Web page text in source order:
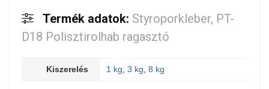
Termék adatok: Styroporkleber, PT-
D18 Polisztirolhab ragasztó
Kiszerelés 1 kg, 3 kg, 8 kg